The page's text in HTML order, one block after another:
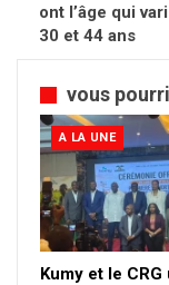
ont l’âge qui
30 et 44 ans
vous
A LA UNE
Kumy et le